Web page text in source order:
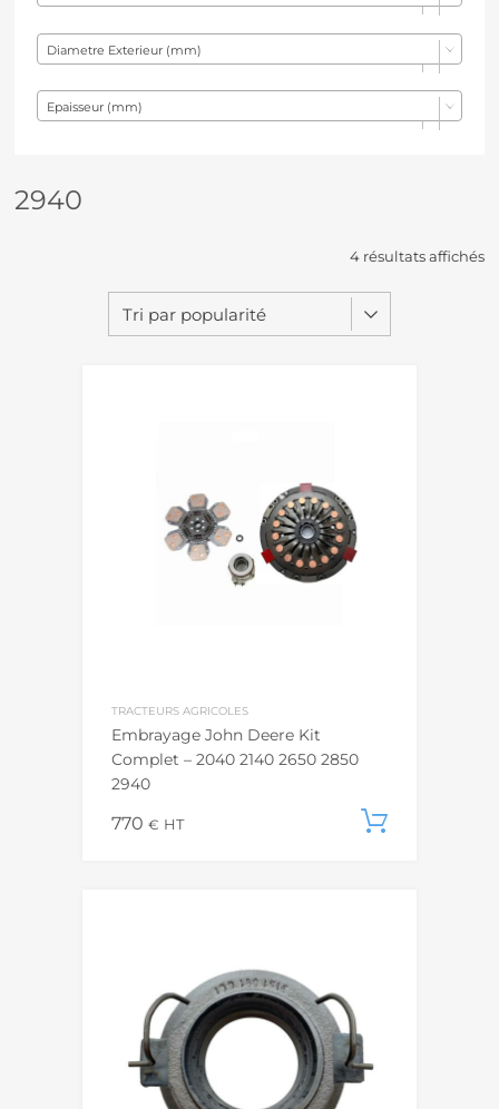
2940
4 résultats affichés
TRACTEURS AGRICOLES
Embrayage John Deere Kit
Complet – 2040 2140 2650 2850
2940
770 € HT
Diametre Exterieur (mm)
Epaisseur (mm)